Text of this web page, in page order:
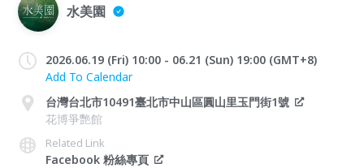
水美園
2026.06.19 (Fri) 10:00 - 06.21 (Sun) 19:00 (GMT+8)
Add To Calendar
台灣台北市10491臺北市中山區圓山里玉門街1號
花博爭艷館
Related Link
Facebook 粉絲專頁